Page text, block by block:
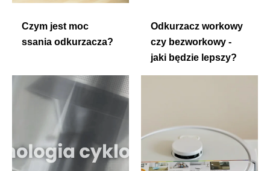
Czym jest moc
ssania odkurzacza?
Odkurzacz workowy
czy bezworkowy -
jaki będzie lepszy?